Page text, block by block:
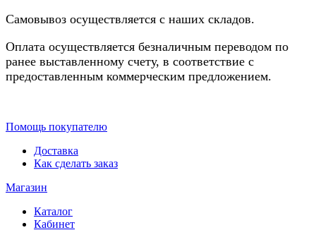
Самовывоз осуществляется с наших складов.
Оплата осуществляется безналичным переводом по
ранее выставленному счету, в соответствие с
предоставленным коммерческим предложением.
Помощь покупателю
Доставка
Как сделать заказ
Магазин
Каталог
Кабинет